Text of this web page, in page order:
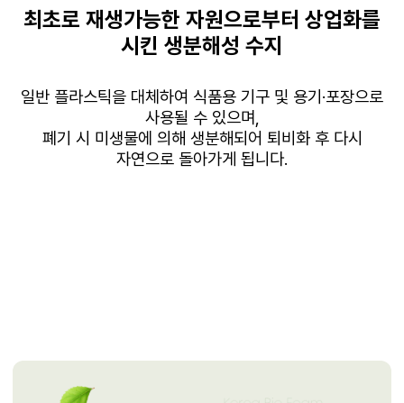
최초로 재생가능한 자원으로부터 상업화를
시킨 생분해성 수지
일반 플라스틱을 대체하여 식품용 기구 및 용기 ·포장으로
사용될 수 있으며,
폐기 시 미생물에 의해 생분해되어 퇴비화 후 다시
자연으로 돌아가게 됩니다.